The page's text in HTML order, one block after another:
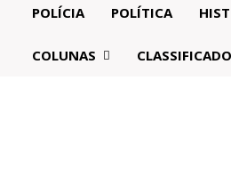
POLÍCIA POLÍTICA
COLUNAS